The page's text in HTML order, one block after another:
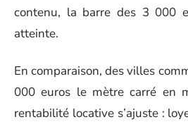
contenu, la barre des 3 000
atteinte.
En comparaison, des villes
000 euros le mètre carré en
rentabilité locative s’ajuste :